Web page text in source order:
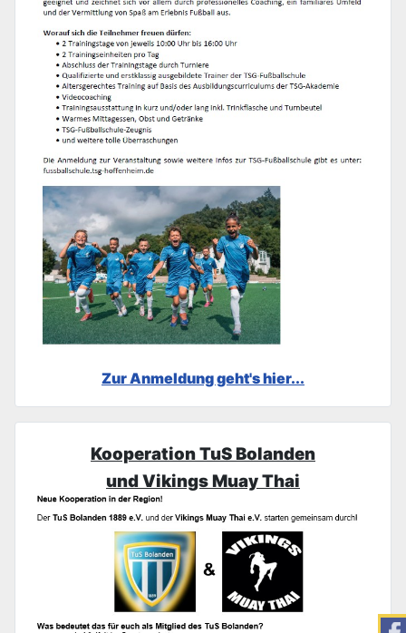
Zur Anmeldung geht's hier...
Kooperation TuS Bolanden
und Vikings Muay Thai